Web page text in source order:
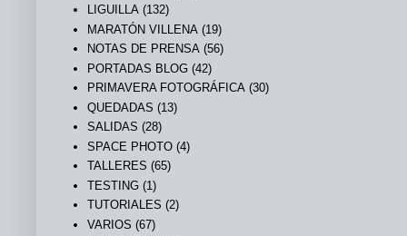
LIGUILLA (132)
MARATÓN VILLENA (19)
NOTAS DE PRENSA (56)
PORTADAS BLOG (42)
PRIMAVERA FOTOGRÁFICA (30)
QUEDADAS (13)
SALIDAS (28)
SPACE PHOTO (4)
TALLERES (65)
TESTING (1)
TUTORIALES (2)
VARIOS (67)